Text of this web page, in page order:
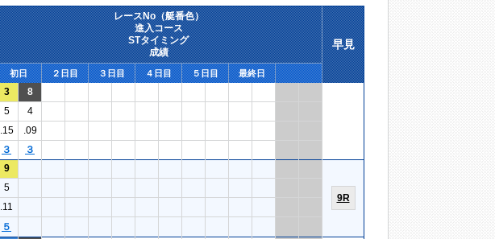
レースNo（艇番色）
進入コース
STタイミング
成績
早見
初日 ２日目 ３日目 ４日目 ５日目 最終日
3
8
5
4
.15
.09
３
３
9
9R
5
.11
５